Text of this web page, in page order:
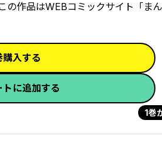
作品はWEBコミックサイト「ま
購入する
に追加する
1巻